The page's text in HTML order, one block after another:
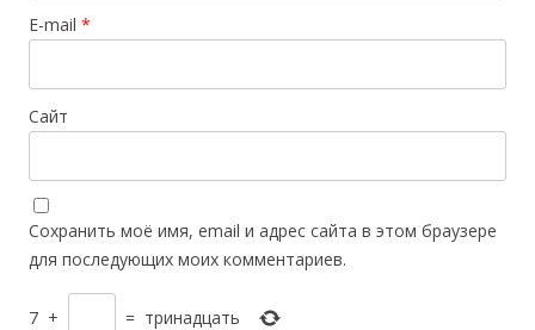
E-mail *
Сайт
Сохранить моё имя, email и адрес сайта в этом браузере
для последующих моих комментариев.
7 + = тринадцать